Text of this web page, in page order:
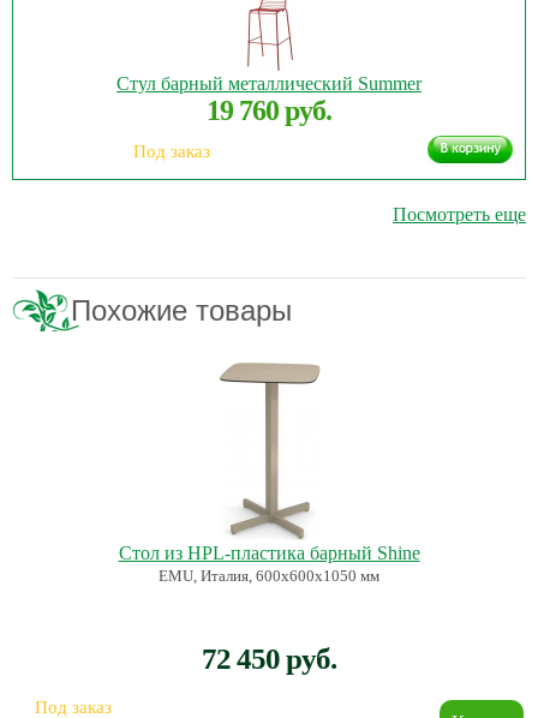
Стул барный металлический Summer
19 760 руб.
Под заказ
Посмотреть еще
Похожие товары
Стол из HPL-пластика барный Shine
EMU, Италия, 600х600х1050 мм
72 450 руб.
Под заказ